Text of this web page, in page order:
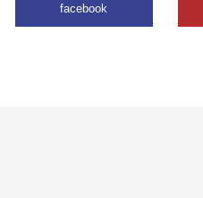
facebook